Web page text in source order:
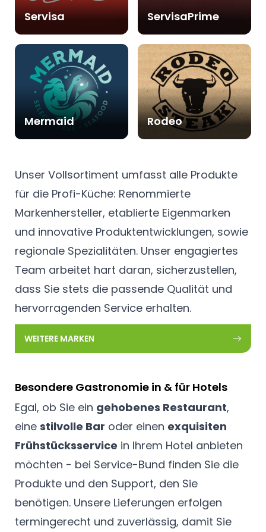
Servisa ServisaPrime
Mermaid Rodeo
Unser Vollsortiment umfasst alle Produkte
für die Profi-Küche: Renommierte
Markenhersteller, etablierte Eigenmarken
und innovative Produktentwicklungen, sowie
regionale Spezialitäten. Unser engagiertes
Team arbeitet hart daran, sicherzustellen,
dass Sie stets die passende Qualität und
hervorragenden Service erhalten.
WEITERE MARKEN
Besondere Gastronomie in & für Hotels
Egal, ob Sie ein gehobenes Restaurant,
eine stilvolle Bar oder einen exquisiten
Frühstücksservice in Ihrem Hotel anbieten
möchten - bei Service-Bund finden Sie die
Produkte und den Support, den Sie
benötigen. Unsere Lieferungen erfolgen
termingerecht und zuverlässig, damit Sie